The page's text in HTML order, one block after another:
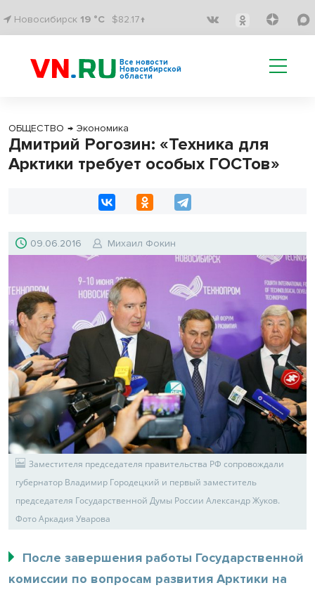
Новосибирск 19 °C $82.17↑
Все новости
Новосибирской
области
ОБЩЕСТВО → Экономика
Дмитрий Рогозин: «Техника для
Арктики требует особых ГОСТов»
09.06.2016 Михаил Фокин
Заместителя председателя правительства РФ сопровождали
губернатор Владимир Городецкий и первый заместитель
председателя Государственной Думы России Александр Жуков.
Фото Аркадия Уварова
После завершения работы Государственной
комиссии по вопросам развития Арктики на